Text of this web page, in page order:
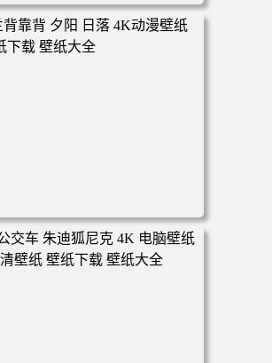
韩立 结婴 4k壁纸 3840x2160 电
壁纸大全
背 夕阳 日落 4K动漫壁纸 电脑桌
大全